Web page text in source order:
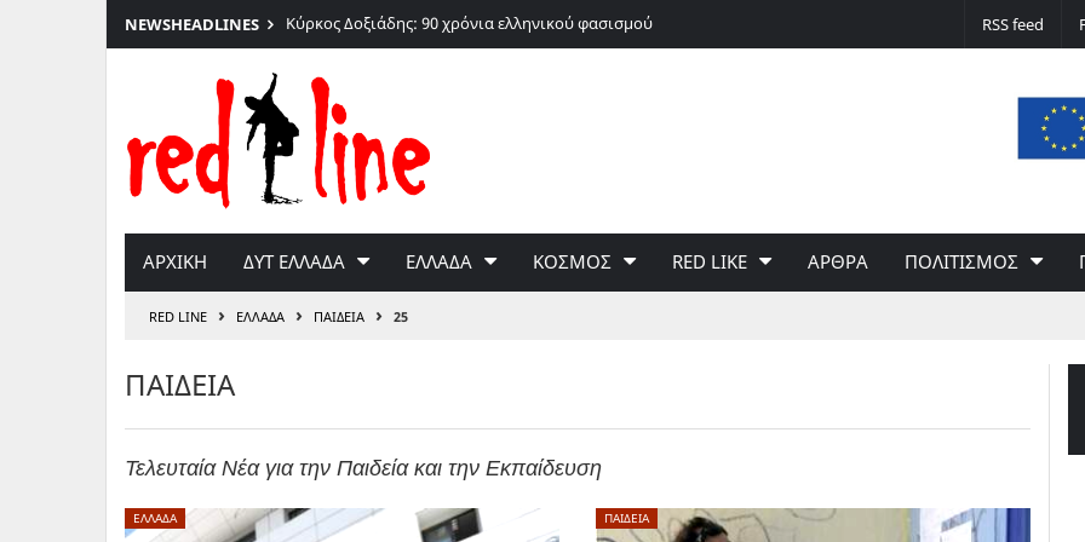
Μετάβαση
στο
περιεχόμενο
NEWSHEADLINES Κύρκος Δοξιάδης: 90 χρόνια ελληνικού φασισμού RSS feed
ΑΡΧΙΚΗ ΔΥΤ ΕΛΛΑΔΑ ΕΛΛΑΔΑ ΚΟΣΜΟΣ RED LIKE ΑΡΘΡΑ ΠΟΛΙΤΙΣΜΟΣ
RED LINE › ΕΛΛΑΔΑ › ΠΑΙΔΕΙΑ › 25
ΠΑΙΔΕΙΑ
Τελευταία Νέα για την Παιδεία και την Εκπαίδευση
ΕΛΛΑΔΑ ΠΑΙΔΕΙΑ